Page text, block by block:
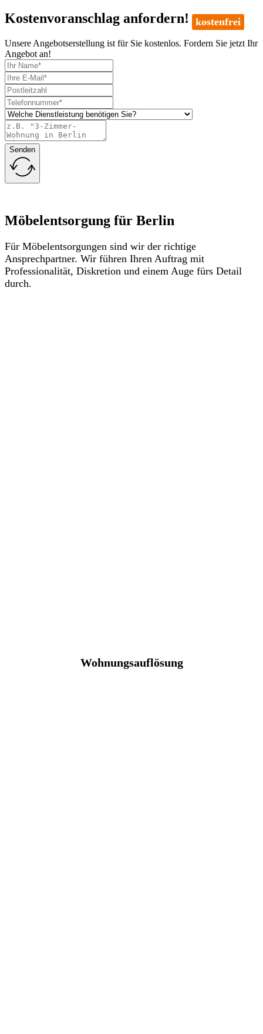
Kostenvoranschlag anfordern! kostenfrei
Unsere Angebotserstellung ist für Sie kostenlos. Fordern Sie jetzt Ihr
Angebot an!
Senden
Möbelentsorgung für Berlin
Für Möbelentsorgungen sind wir der richtige
Ansprechpartner. Wir führen Ihren Auftrag mit
Professionalität, Diskretion und einem Auge fürs Detail
durch.
Wohnungsauflösung